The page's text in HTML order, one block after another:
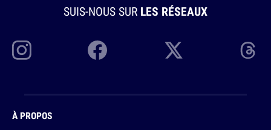
SUIS-NOUS SUR LES RÉSEAUX
À PROPOS